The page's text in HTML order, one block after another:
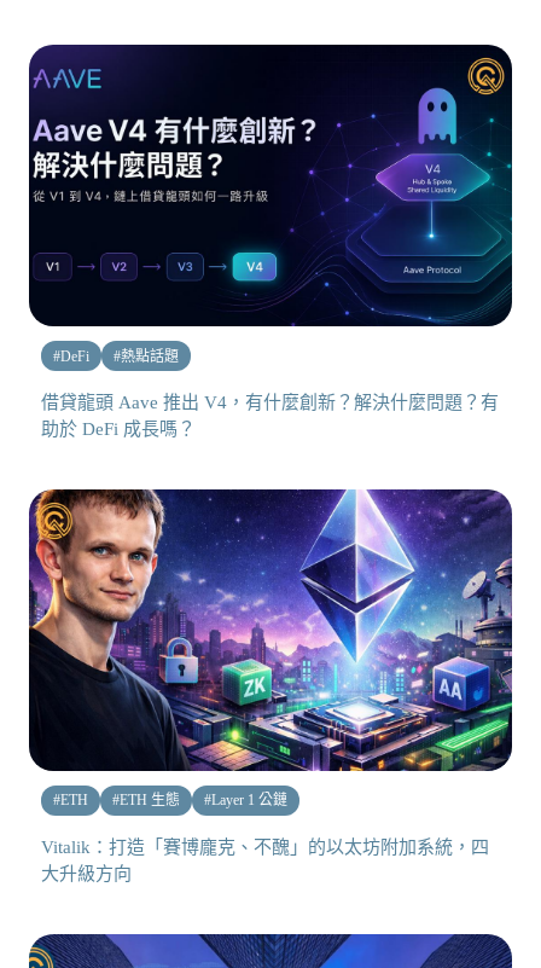
#DeFi #熱點話題
借貸龍頭 Aave 推出 V4，有什麼創新？解決什麼問題？有
助於 DeFi 成長嗎？
#ETH #ETH 生態 #Layer 1 公鏈
Vitalik：打造「賽博龐克、不醜」的以太坊附加系統，四
大升級方向